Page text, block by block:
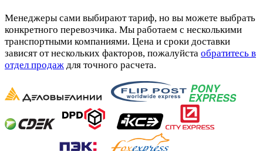
Менеджеры сами выбирают тариф, но вы можете выбрать
конкретного перевозчика. Мы работаем с несколькими
транспортными компаниями. Цена и сроки доставки
зависят от нескольких факторов, пожалуйста обратитесь в
отдел продаж для точного расчета.